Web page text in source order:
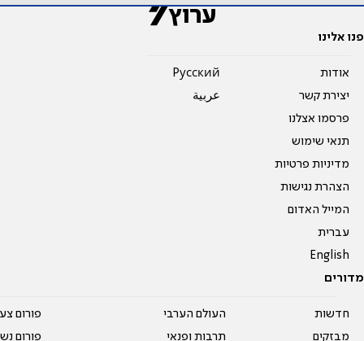
פנו אלינו
אודות
יצירת קשר
פרסמו אצלנו
תנאי שימוש
מדיניות פרטיות
הצהרת נגישות
המייל האדום
עברית
English
Pусский
عربية
מדורים
חדשות
מבזקים
העולם הערבי
תרבות ופנאי
פורום
פורום